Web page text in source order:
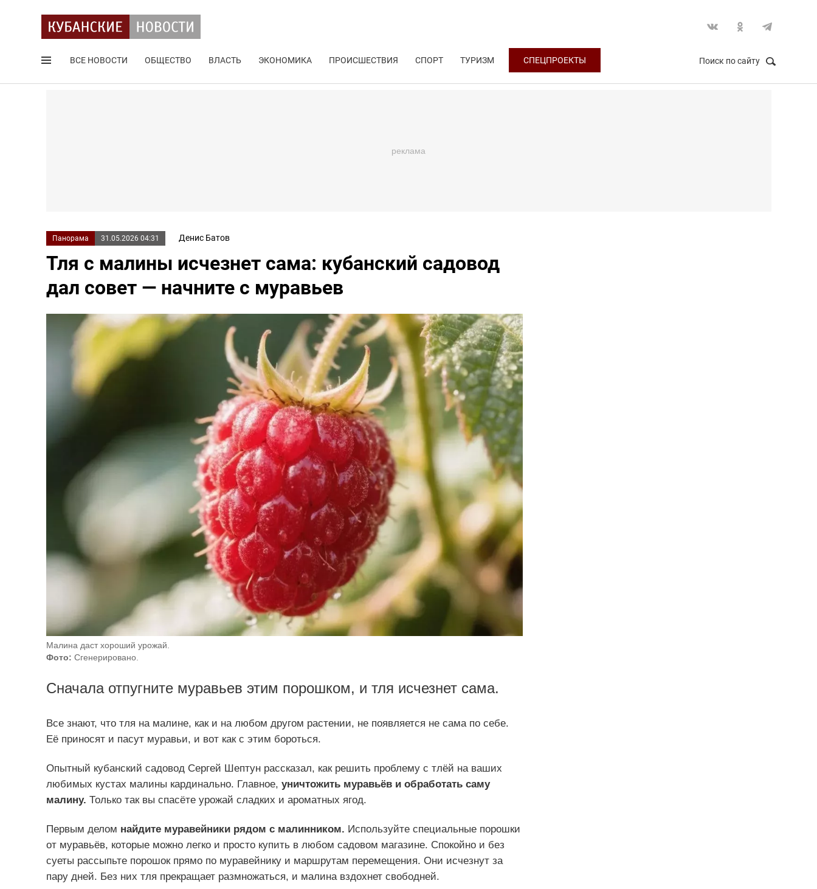
ВСЕ НОВОСТИ ОБЩЕСТВО ВЛАСТЬ ЭКОНОМИКА ПРОИСШЕСТВИЯ СПОРТ ТУРИЗМ СПЕЦПРОЕКТЫ Поиск по сайту
Панорама 31.05.2026 04:31 Денис Батов
Тля с малины исчезнет сама: кубанский садовод
дал совет — начните с муравьев
Малина даст хороший урожай.
Фото: Сгенерировано.
Сначала отпугните муравьев этим порошком, и тля исчезнет сама.
Все знают, что тля на малине, как и на любом другом растении, не появляется не сама по себе.
Её приносят и пасут муравьи, и вот как с этим бороться.
Опытный кубанский садовод Сергей Шептун рассказал, как решить проблему с тлёй на ваших
любимых кустах малины кардинально. Главное, уничтожить муравьёв и обработать саму
малину. Только так вы спасёте урожай сладких и ароматных ягод.
Первым делом найдите муравейники рядом с малинником. Используйте специальные порошки
от муравьёв, которые можно легко и просто купить в любом садовом магазине. Спокойно и без
суеты рассыпьте порошок прямо по муравейнику и маршрутам перемещения. Они исчезнут за
пару дней. Без них тля прекращает размножаться, и малина вздохнет свободней.